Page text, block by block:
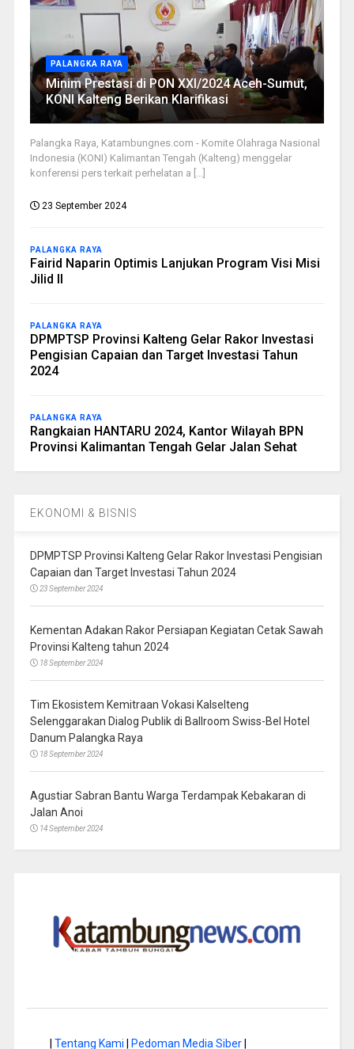
PALANGKA RAYA
Minim Prestasi di PON XXI/2024 Aceh-Sumut,
KONI Kalteng Berikan Klarifikasi
Palangka Raya, Katambungnes.com - Komite Olahraga Nasional
Indonesia (KONI) Kalimantan Tengah (Kalteng) menggelar
konferensi pers terkait perhelatan a [...]
23 September 2024
PALANGKA RAYA
Fairid Naparin Optimis Lanjukan Program Visi Misi
Jilid II
PALANGKA RAYA
DPMPTSP Provinsi Kalteng Gelar Rakor Investasi
Pengisian Capaian dan Target Investasi Tahun
2024
PALANGKA RAYA
Rangkaian HANTARU 2024, Kantor Wilayah BPN
Provinsi Kalimantan Tengah Gelar Jalan Sehat
EKONOMI & BISNIS
DPMPTSP Provinsi Kalteng Gelar Rakor Investasi Pengisian
Capaian dan Target Investasi Tahun 2024
23 September 2024
Kementan Adakan Rakor Persiapan Kegiatan Cetak Sawah
Provinsi Kalteng tahun 2024
18 September 2024
Tim Ekosistem Kemitraan Vokasi Kalselteng
Selenggarakan Dialog Publik di Ballroom Swiss-Bel Hotel
Danum Palangka Raya
18 September 2024
Agustiar Sabran Bantu Warga Terdampak Kebakaran di
Jalan Anoi
14 September 2024
| Tentang Kami | Pedoman Media Siber|